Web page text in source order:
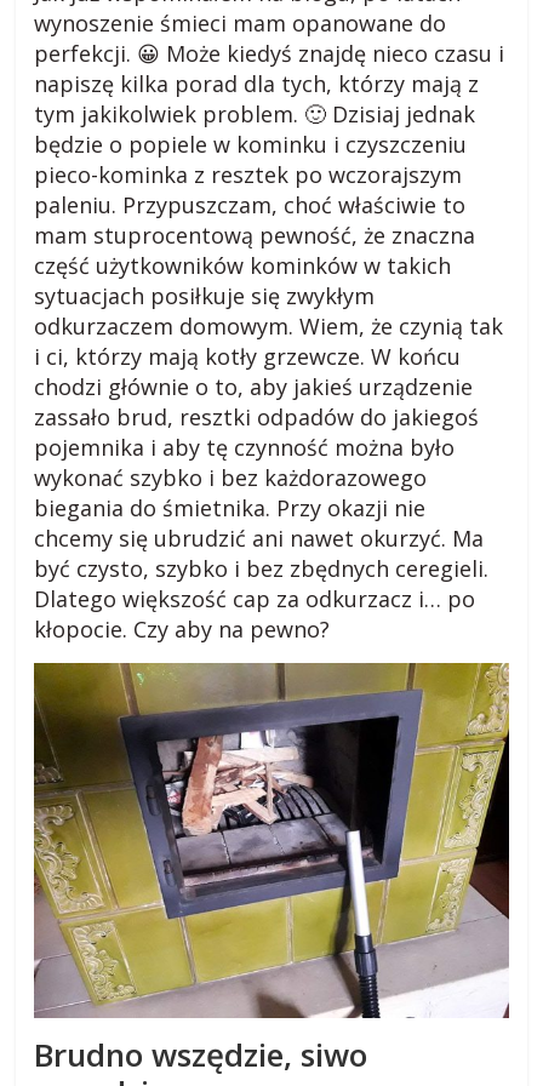
a
r
o
d
z
e
s
k
w
e
wynoszenie śmieci mam opanowane do
perfekcji. 😀 Może kiedyś znajdę nieco czasu i
napiszę kilka porad dla tych, którzy mają z
tym jakikolwiek problem. 🙂 Dzisiaj jednak
będzie o popiele w kominku i czyszczeniu
pieco-kominka z resztek po wczorajszym
paleniu. Przypuszczam, choć właściwie to
mam stuprocentową pewność, że znaczna
część użytkowników kominków w takich
sytuacjach posiłkuje się zwykłym
odkurzaczem domowym. Wiem, że czynią tak
i ci, którzy mają kotły grzewcze. W końcu
chodzi głównie o to, aby jakieś urządzenie
zassało brud, resztki odpadów do jakiegoś
pojemnika i aby tę czynność można było
wykonać szybko i bez każdorazowego
biegania do śmietnika. Przy okazji nie
chcemy się ubrudzić ani nawet okurzyć. Ma
być czysto, szybko i bez zbędnych ceregieli.
Dlatego większość cap za odkurzacz i… po
kłopocie. Czy aby na pewno?
Brudno wszędzie, siwo